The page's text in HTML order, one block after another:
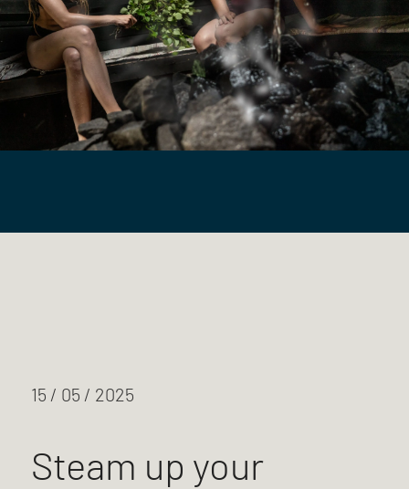
15 / 05 / 2025
Steam up your